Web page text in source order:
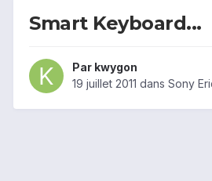
Smart Keyboard...
Par kwygon
19 juillet 2011 dans Sony